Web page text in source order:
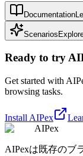
Documentation
Scenarios
Ready to try
Get started with
browsing tasks.
Install AIPex
AIPex
AIPexは既存のブ